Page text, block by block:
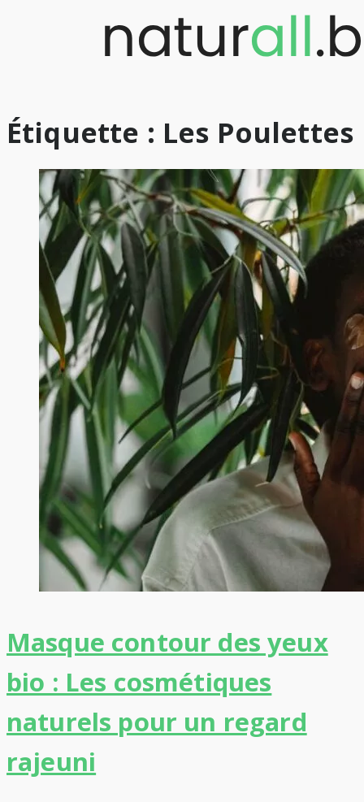
Étiquette : Les Poulettes
Masque contour des yeux
bio : Les cosmétiques
naturels pour un regard
rajeuni